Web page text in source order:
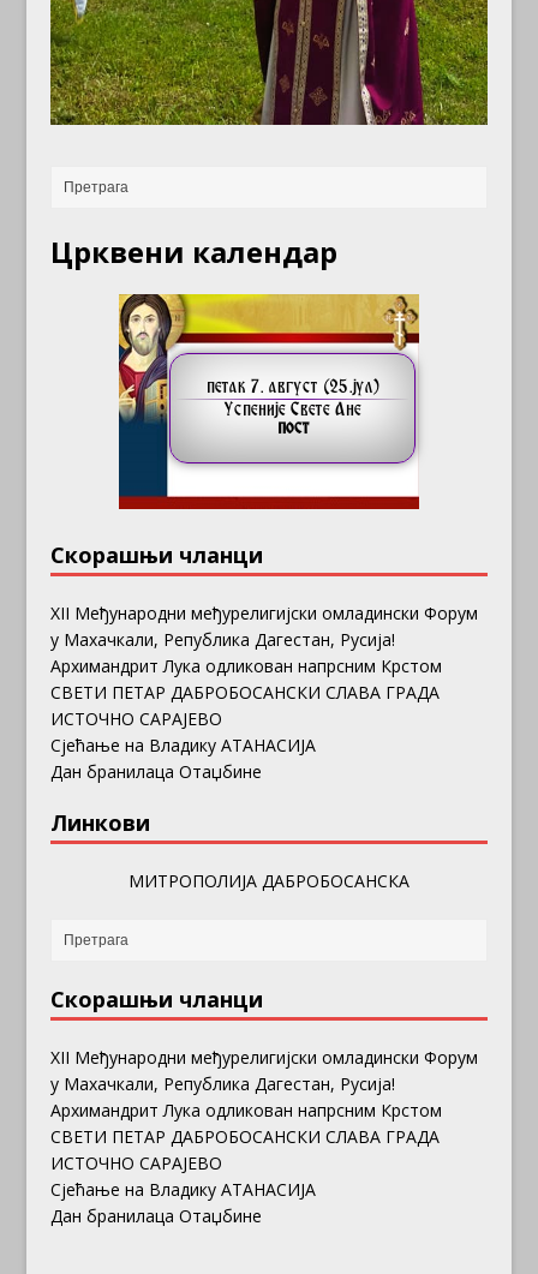
Црквени календар
Скорашњи чланци
ХII Међународни међурелигијски омладински Форум
у Махачкали, Република Дагестан, Русија!
Архимандрит Лука одликован напрсним Крстом
СВЕТИ ПЕТАР ДАБРОБОСАНСКИ СЛАВА ГРАДА
ИСТОЧНО САРАЈЕВО
Сјећање на Владику АТАНАСИЈА
Дан бранилаца Отаџбине
Линкови
МИТРОПОЛИЈА ДАБРОБОСАНСКА
Скорашњи чланци
ХII Међународни међурелигијски омладински Форум
у Махачкали, Република Дагестан, Русија!
Архимандрит Лука одликован напрсним Крстом
СВЕТИ ПЕТАР ДАБРОБОСАНСКИ СЛАВА ГРАДА
ИСТОЧНО САРАЈЕВО
Сјећање на Владику АТАНАСИЈА
Дан бранилаца Отаџбине